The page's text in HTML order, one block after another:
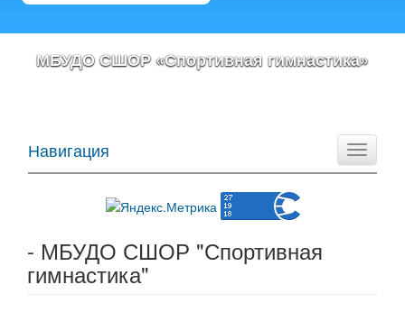
МБУДО СШОР «Спортивная гимнастика»
Toggle
Навигация
- МБУДО СШОР "Спортивная
гимнастика"